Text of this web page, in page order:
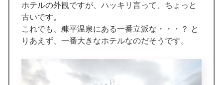
ホテルの外観ですが、ハッキリ言って、ちょっと
古いです。
これでも、糠平温泉にある一番立派な・・・？ と
りあえず、一番大きなホテルなのだそうです。